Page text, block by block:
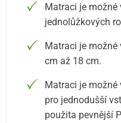
Matraci je možné
jednolůžkových
Matraci je možné
cm až 18 cm.
Matraci je možné
pro jednodušší
použita pevnější